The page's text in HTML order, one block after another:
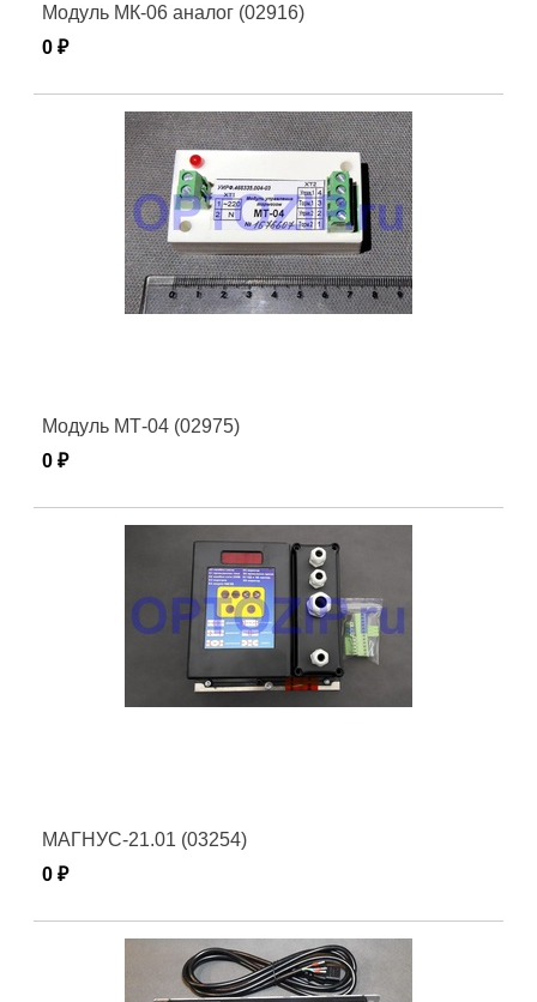
Модуль МК-06 аналог (02916)
0 ₽
Модуль МТ-04 (02975)
0 ₽
МАГНУС-21.01 (03254)
0 ₽